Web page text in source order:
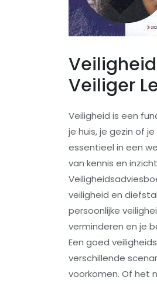
Veiliger
Veiligheid is een
je huis, je gezin of
essentieel in een
van kennis en
veiligheid en
persoonlijke
verminderen en je
Een goed
verschillende
voorkomen. Of het